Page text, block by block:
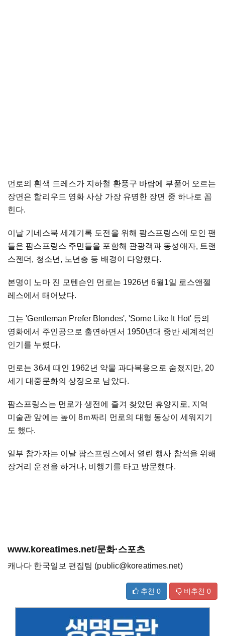
먼로의 흰색 드레스가 지하철 환풍구 바람에 부풀어 오르는
장면은 할리우드 영화 사상 가장 유명한 장면 중 하나로 꼽
힌다.
이날 기네스북 세계기록 도전을 위해 팜스프링스에 모인 팬
들은 팜스프링스 주민들을 포함해 관광객과 동성애자, 트랜
스젠더, 청소년, 노년층 등 배경이 다양했다.
본명이 노마 진 모텐슨인 먼로는 1926년 6월1일 로스앤젤
레스에서 태어났다.
그는 'Gentleman Prefer Blondes', 'Some Like It Hot' 등의
영화에서 주인공으로 출연하면서 1950년대 중반 세계적인
인기를 누렸다.
먼로는 36세 때인 1962년 약물 과다복용으로 숨졌지만, 20
세기 대중문화의 상징으로 남았다.
팜스프링스는 먼로가 생전에 즐겨 찾았던 휴양지로, 지역
미술관 앞에는 높이 8ｍ짜리 먼로의 대형 동상이 세워지기
도 했다.
일부 참가자는 이날 팜스프링스에서 열린 행사 참석을 위해
장거리 운전을 하거나, 비행기를 타고 방문했다.
www.koreatimes.net/문화·스포츠
캐나다 한국일보 편집팀 (public@koreatimes.net)
추천 0 비추천 0